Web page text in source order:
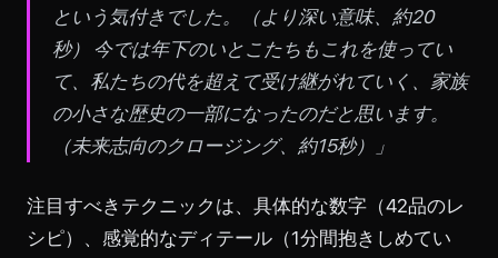
という気付きでした。
（より深い意味、約20
秒）
今では年下のいとこたちもこれを使ってい
て、私たちの代を超えて受け継がれていく、家族
の小さな歴史の一部になったのだと思います。
（未来志向のクロージング、約15秒）
」
注目すべきテクニックは、具体的な数字（42品のレ
シピ）、感覚的なディテール（1分間抱きしめてい